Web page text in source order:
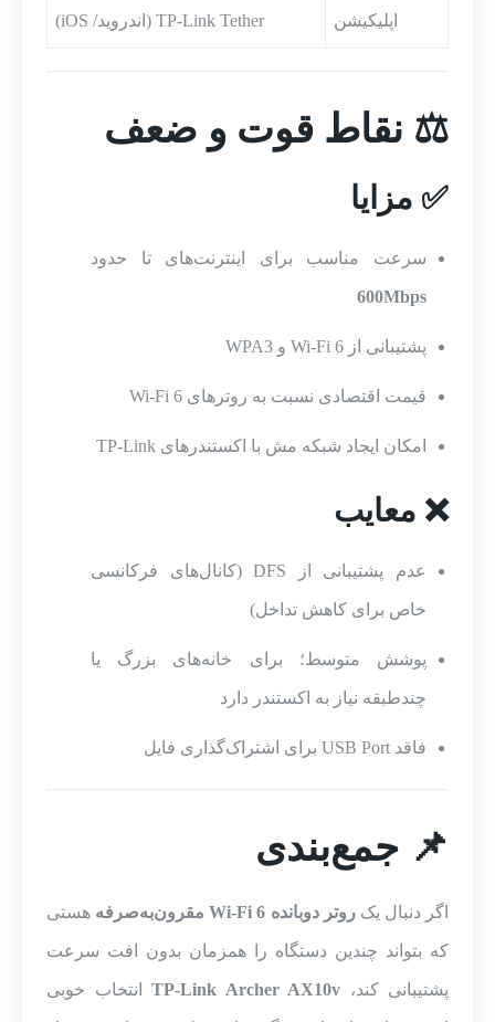
اپلیکیشن TP-Link Tether (اندروید/ iOS)
⚖️ نقاط قوت و ضعف
✅ مزایا
سرعت مناسب برای اینترنت‌های تا حدود
600Mbps
پشتیبانی از Wi-Fi 6 و WPA3
قیمت اقتصادی نسبت به روترهای Wi-Fi 6
امکان ایجاد شبکه مش با اکستندرهای TP-Link
❌ معایب
عدم پشتیبانی از DFS (کانال‌های فرکانسی
خاص برای کاهش تداخل)
پوشش متوسط؛ برای خانه‌های بزرگ یا
چندطبقه نیاز به اکستندر دارد
فاقد USB Port برای اشتراک‌گذاری فایل
📌 جمع‌بندی
اگر دنبال یکروتر دوبانده Wi-Fi 6 مقرون‌به‌صرفه هستی
که بتواند چندین دستگاه را همزمان بدون افت سرعت
پشتیبانی کند، TP-Link Archer AX10v انتخاب خوبی